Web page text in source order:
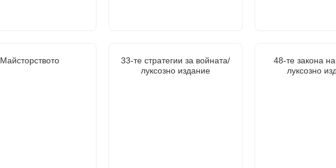
Майсторството
33-те стратегии за войната/
луксозно издание
48-те закона
луксозно